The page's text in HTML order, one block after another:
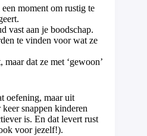
moment om rustig te
vast aan je boodschap.
te vinden voor wat ze
dat ze met ‘gewoon’
oefening, maar uit
snappen kinderen
is. En dat levert rust
voor jezelf!).